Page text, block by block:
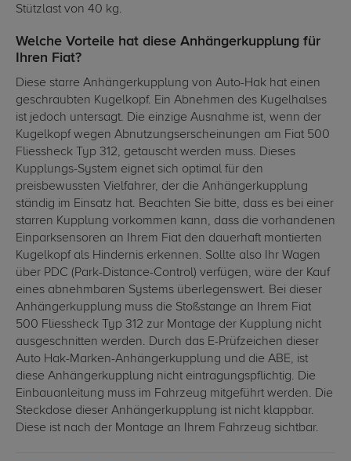
Stützlast von 40 kg.
Welche Vorteile hat diese Anhängerkupplung für
Ihren Fiat?
Diese starre Anhängerkupplung von Auto-Hak hat einen
geschraubten Kugelkopf. Ein Abnehmen des Kugelhalses
ist jedoch untersagt. Die einzige Ausnahme ist, wenn der
Kugelkopf wegen Abnutzungserscheinungen am Fiat 500
Fliessheck Typ 312, getauscht werden muss. Dieses
Kupplungs-System eignet sich optimal für den
preisbewussten Vielfahrer, der die Anhängerkupplung
ständig im Einsatz hat. Beachten Sie bitte, dass es bei einer
starren Kupplung vorkommen kann, dass die vorhandenen
Einparksensoren an Ihrem Fiat den dauerhaft montierten
Kugelkopf als Hindernis erkennen. Sollte also Ihr Wagen
über PDC (Park-Distance-Control) verfügen, wäre der Kauf
eines abnehmbaren Systems überlegenswert. Bei dieser
Anhängerkupplung muss die Stoßstange an Ihrem Fiat
500 Fliessheck Typ 312 zur Montage der Kupplung nicht
ausgeschnitten werden. Durch das E-Prüfzeichen dieser
Auto Hak-Marken-Anhängerkupplung und die ABE, ist
diese Anhängerkupplung nicht eintragungspflichtig. Die
Einbauanleitung muss im Fahrzeug mitgeführt werden. Die
Steckdose dieser Anhängerkupplung ist nicht klappbar.
Diese ist nach der Montage an Ihrem Fahrzeug sichtbar.